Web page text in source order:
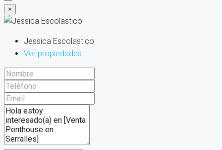
×
Jessica Escolastico
Ver propiedades